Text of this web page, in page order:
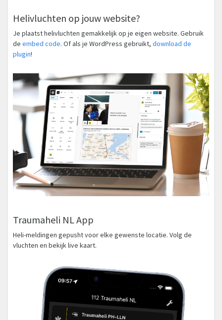
Helivluchten op jouw website?
Je plaatst helivluchten gemakkelijk op je eigen website. Gebruik
de embed code. Of als je WordPress gebruikt, download de
plugin!
Traumaheli NL App
Heli-meldingen gepusht voor elke gewenste locatie. Volg de
vluchten en bekijk live kaart.